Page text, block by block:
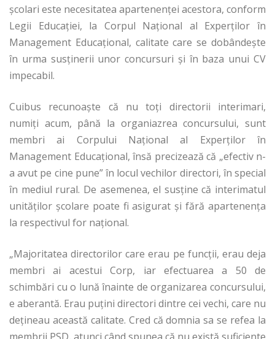
şcolari este necesitatea apartenenţei acestora, conform
Legii Educaţiei, la Corpul Naţional al Experţilor în
Management Educaţional, calitate care se dobândeşte
în urma susţinerii unor concursuri şi în baza unui CV
impecabil.
Cuibus recunoaşte că nu toţi directorii interimari,
numiţi acum, până la organiazrea concursului, sunt
membri ai Corpului Naţional al Experţilor în
Management Educaţional, însă precizează că „efectiv n-
a avut pe cine pune” în locul vechilor directori, în special
în mediul rural. De asemenea, el susţine că interimatul
unităţilor şcolare poate fi asigurat şi fără apartenenţa
la respectivul for naţional.
„Majoritatea directorilor care erau pe funcţii, erau deja
membri ai acestui Corp, iar efectuarea a 50 de
schimbări cu o lună înainte de organizarea concursului,
e aberantă. Erau puţini directori dintre cei vechi, care nu
deţineau această calitate. Cred că domnia sa se refea la